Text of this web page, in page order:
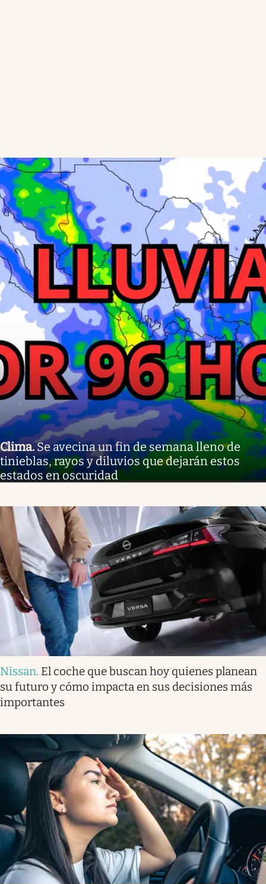
Clima.Se avecina un fin de semana lleno de
tinieblas, rayos y diluvios que dejarán estos
estados en oscuridad
Nissan. El coche que buscan hoy quienes planean
su futuro y cómo impacta en sus decisiones más
importantes